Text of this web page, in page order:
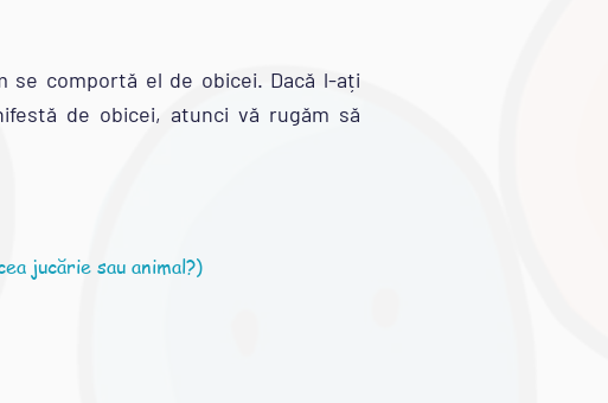
se comportă el de obicei. Dacă l-ați
de obicei, atunci vă rugăm să
jucărie sau animal?)